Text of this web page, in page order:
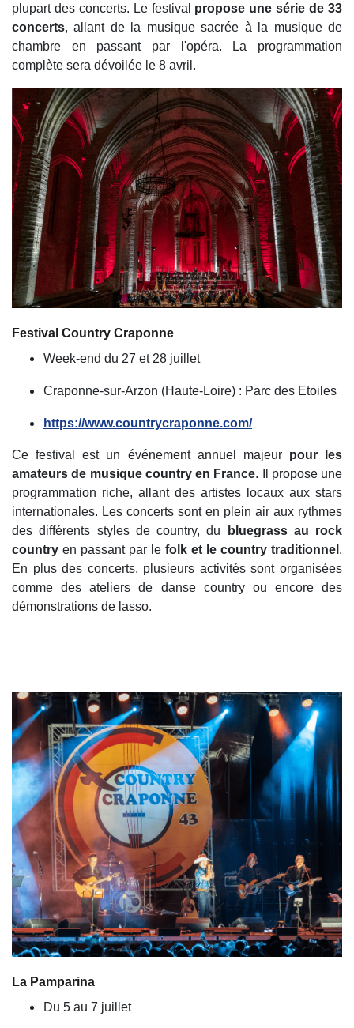
plupart des concerts. Le festival propose une série de 33
concerts, allant de la musique sacrée à la musique de
chambre en passant par l'opéra. La programmation
complète sera dévoilée le 8 avril.
Festival Country Craponne
Week-end du 27 et 28 juillet
Craponne-sur-Arzon (Haute-Loire) : Parc des Etoiles
https://www.countrycraponne.com/
Ce festival est un événement annuel majeurpour les
amateurs de musique country en France. Il propose une
programmation riche, allant des artistes locaux aux stars
internationales. Les concerts sont en plein air aux rythmes
des différents styles de country, du
bluegrass au rock
country en passant par le folk et le country traditionnel .
En plus des concerts, plusieurs activités sont organisées
comme des ateliers de danse country ou encore des
démonstrations de lasso.
La Pamparina
Du 5 au 7 juillet